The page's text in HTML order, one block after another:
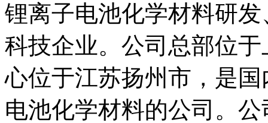
锂离子电池化学材料研
科技企业。公司总部位
心位于江苏扬州市，是
电池化学材料的公司。